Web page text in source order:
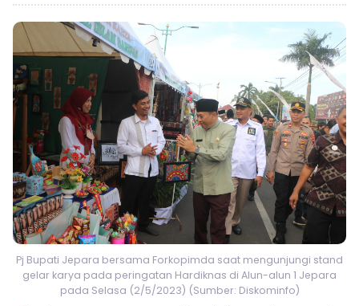
Pj Bupati Jepara bersama Forkopimda saat mengunjungi stand
gelar karya pada peringatan Hardiknas di Alun-alun 1 Jepara
pada Selasa (2/5/2023) (Sumber: Diskominfo)